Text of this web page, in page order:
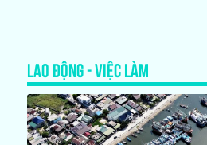
LAO ĐỘNG - VIỆC LÀM